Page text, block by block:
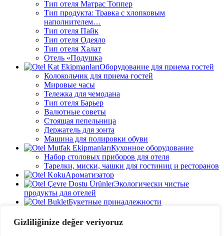
Gizliliğinize değer veriyoruz
Тип отеля Матрас Топпер
Тип продукта: Травка с хлопковым
наполнителем…
Тип отеля Пайк
Тип отеля Одеяло
Тип отеля Халат
Отель «Подушка
Оборудование для приема гостей
Колокольчик для приема гостей
Мировые часы
Тележка для чемодана
Тип отеля Барьер
Валютные советы
Стоящая пепельница
Держатель для зонта
Машина для полировки обуви
Кухонное оборудование
Набор столовых приборов для отеля
Тарелки, миски, чашки для гостиниц и ресторанов
Ароматизатор
Экологически чистые
продукты для отелей
Букетные принадлежности
Шампунь для отеля
Кондиционер для волос в отеле